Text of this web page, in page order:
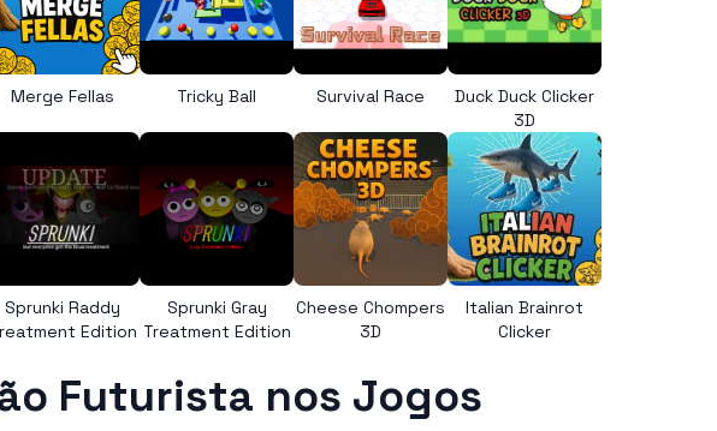
Merge Fellas Tricky Ball Survival Race
Duck Duck Clicker
3D
Sprunki Raddy
Edition
Sprunki Gray
Treatment Edition
Cheese Chompers
3D
Italian Brainrot
Clicker
Futurista nos Jogos